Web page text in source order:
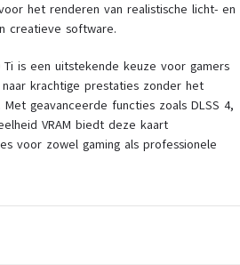
het renderen van realistische licht- en
creatieve software.
Ti is een uitstekende keuze voor gamers
krachtige prestaties zonder het
geavanceerde functies zoals DLSS 4,
VRAM biedt deze kaart
voor zowel gaming als professionele